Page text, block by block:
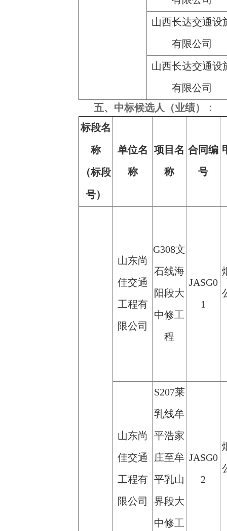
山西长达交通设
有限公司
山西长达交通设
有限公司
五、中标候选人（业绩）：
标段名
称
（标段
号）
单位名
称
项目名
称
合同编
号
山东尚
佳交通
工程有
限公司
G308文
石线海
阳段大
中修工
程
JASG0
1
山东尚
佳交通
工程有
限公司
S207莱
乳线牟
平浩家
庄至牟
平乳山
界段大
中修工
JASG0
2